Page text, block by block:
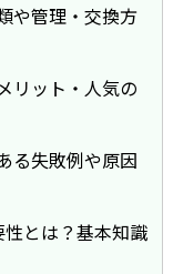
や管理・交換方
リット・人気の
る失敗例や原因
とは？基本知識